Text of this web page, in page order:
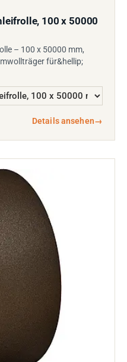
100 x 50000
– 100 x 50000 mm,
für&hellip;
Details ansehen→